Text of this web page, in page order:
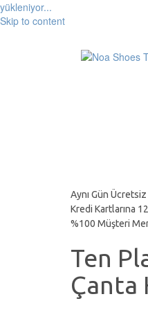
yükleniyor...
Skip to content
Aynı Gün
Kredi Kartlarına
%100 Müşteri
Ten
Çanta